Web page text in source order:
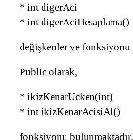
* int digerAci
* int digerAciHesaplama()
değişkenler ve fonksiyonu
Public olarak,
* ikizKenarUcken(int)
* int ikizKenarAcisiAl()
fonksiyonu bulunmaktadır.